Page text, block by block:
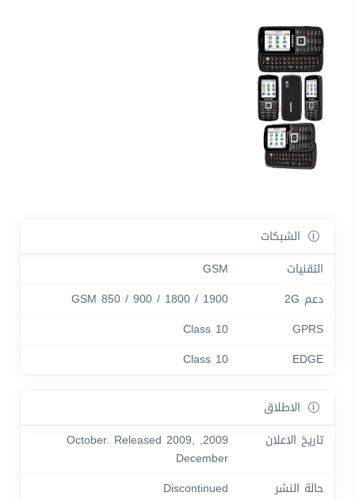
الشبكات
التقنيات
GSM
دعم 2G
GSM 850 / 900 / 1800 / 1900
GPRS
Class 10
EDGE
Class 10
الاطلاق
تاريخ الاعلان
2009, October. Released 2009,
December
حالة النشر
Discontinued